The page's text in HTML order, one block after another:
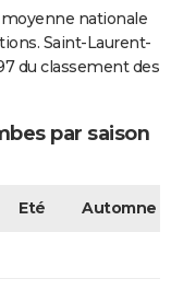
nationale
Saint-Laurent-
du classement des
par saison
Eté Automne